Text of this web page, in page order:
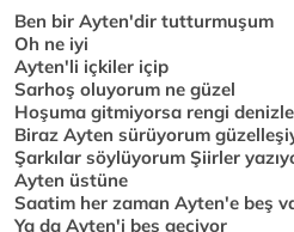
Ben bir Ayten'dir tutturmuşum
Oh ne iyi
Ayten'li içkiler içip
Sarhoş oluyorum ne güzel
Hoşuma gitmiyorsa rengi
Biraz Ayten sürüyorum
Şarkılar söylüyorum Şiirler
Ayten üstüne
Saatim her zaman Ayten'e beş
Ya da Ayten'i beş geçiyor